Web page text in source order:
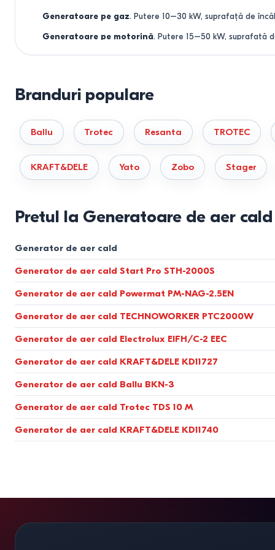
Generatoare pe gaz. Putere 10–30 kW, suprafață de
Generatoare pe motorină. Putere 15–50 kW, suprafață
Funcții. Termostat, protecție la supraîncălzire, reglare a
Materiale
. Carcasă din oțel cu acoperire anticorozivă,
Cum să alegiopașcă de
Pentru a alege generatorul de aer cald potrivit, ia în
Suprafața spațiului. Generatoare electrice (1.5–5 kW)
Funcții. Termostat pentru controlul temperaturii, protecție
Mobilitate. Modele compacte (greutate 1.3–5 kg) pentru
Bugetul
. Modele de la 690 de lei pentru sarcini casnice,
Brandul. Producători de încredere, precum Karcher,
De ce să cumperi pașcă de
Cumpără generatoare de aer cald pe Bigshop.md și asigură
Metode flexibile de plată. Achiziționează în rate sau
Livrare rapidă. Livrăm în Chișinău și Moldova în 1–3 zile,
Gamă variată. Generatoare electrice, pe gaz și pe
Branduri populare
Ballu Trotec Resanta TROTEC
KRAFT&DELE Yato Zobo Stager
Pretul la Generatoare de aer cald
Generator de aer cald
Generator de aer cald Start Pro STH-2000S
Generator de aer cald Powermat PM-NAG-2.5EN
Generator de aer cald TECHNOWORKER PTC2000W
Generator de aer cald Electrolux EIFH/C-2 EEC
Generator de aer cald KRAFT&DELE KD11727
Generator de aer cald Ballu BKN-3
Generator de aer cald Trotec TDS 10 M
Generator de aer cald KRAFT&DELE KD11740